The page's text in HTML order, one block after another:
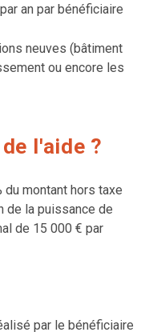
an par bénéficiaire
neuves (bâtiment
ou encore les
l'aide ?
du montant hors taxe
de la puissance de
de 15 000 € par
par le bénéficiaire